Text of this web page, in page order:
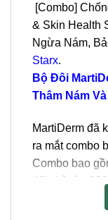
[Combo]
& Skin Health
Ngừa Nám,
Starx.
Bộ Đôi
Thâm Nám
MartiDerm đã
ra mắt combo
Combo bao
đãi chỉ còn
Kem